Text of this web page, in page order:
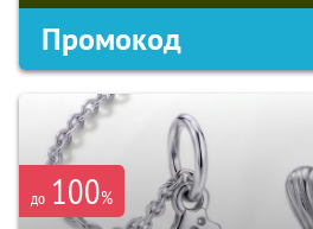
Промокод
до 100%